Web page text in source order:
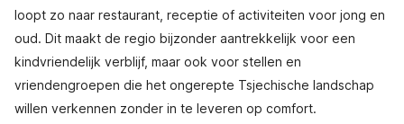
loopt zo naar restaurant, receptie of activiteiten voor jong en
oud. Dit maakt de regio bijzonder aantrekkelijk voor een
kindvriendelijk verblijf, maar ook voor stellen en
vriendengroepen die het ongerepte Tsjechische landschap
willen verkennen zonder in te leveren op comfort.